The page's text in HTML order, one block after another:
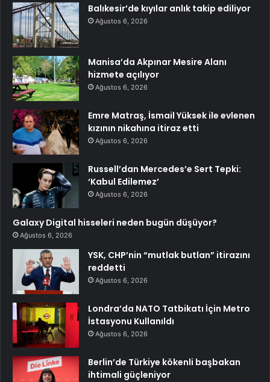
Balıkesir’de kıyılar anlık takip ediliyor
Ağustos 6, 2026
Manisa’da Akpınar Mesire Alanı
hizmete açılıyor
Ağustos 6, 2026
Emre Matraş, İsmail Yüksek ile evlenen
kızının nikahına itiraz etti
Ağustos 6, 2026
Russell’dan Mercedes’e Sert Tepki:
‘Kabul Edilemez’
Ağustos 6, 2026
Galaxy Digital hisseleri neden bugün düşüyor?
Ağustos 6, 2026
YSK, CHP’nin “mutlak butlan” itirazını
reddetti
Ağustos 6, 2026
Londra’da NATO Tatbikatı İçin Metro
İstasyonu Kullanıldı
Ağustos 6, 2026
Berlin’de Türkiye kökenli başbakan
ihtimali güçleniyor